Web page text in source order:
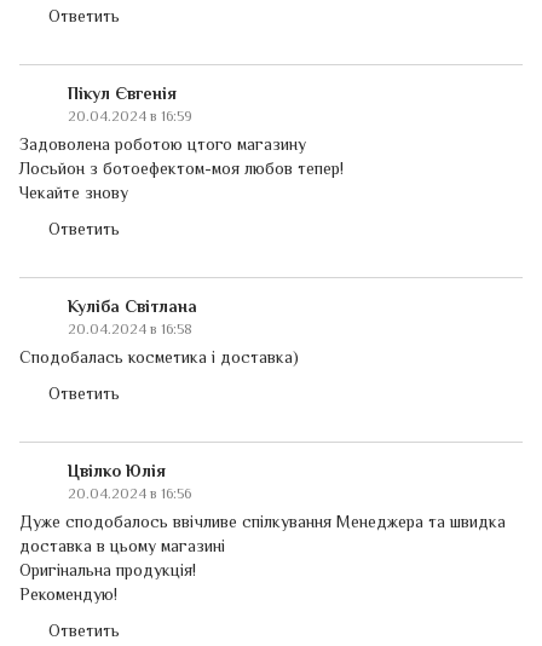
Ответить
Пікул Євгенія
20.04.2024 в 16:59
Задоволена роботою цтого магазину
Лосьйон з ботоефектом-моя любов тепер!
Чекайте знову
Ответить
Куліба Світлана
20.04.2024 в 16:58
Сподобалась косметика і доставка)
Ответить
Цвілко Юлія
20.04.2024 в 16:56
Дуже сподобалось ввічливе спілкування Менеджера та швидка
доставка в цьому магазині
Оригінальна продукція!
Рекомендую!
Ответить